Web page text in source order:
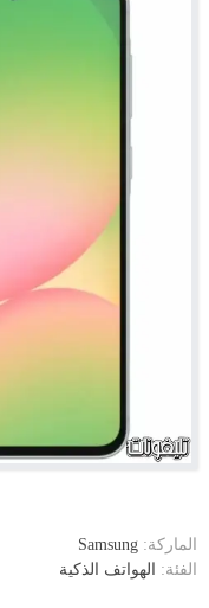
الماركة: Samsung
الفئة:
الهواتف الذكية